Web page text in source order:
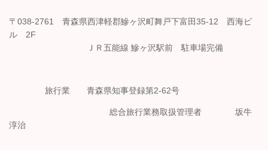
〒038-2761 青森県西津軽郡鰺ヶ沢町舞戸下富田35-12 西海ビ
ル 2F
ＪＲ五能線 鰺ヶ沢駅前 駐車場完備
旅行業 青森県知事登録第2-62号
総合旅行業務取扱管理者 坂牛
淳治